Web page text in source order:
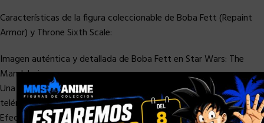
Características de la figura coleccionable de Boba Fett (Repaint
Armor) y Throne Sixth Scale:
Imagen auténtica y detallada de Boba Fett en Star Wars: The
Mandalorian
Una (1) cabeza con casco meticulosamente elaborada con
telémetro articulado
Efectos de angustia especialmente aplicados en armaduras,
×